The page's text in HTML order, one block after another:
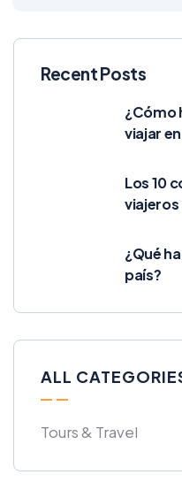
Recent Posts
¿Cómo
viajar
Los 10
viajeros
¿Qué
país?
ALL
Tours & Travel